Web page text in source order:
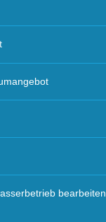
bearbeiten